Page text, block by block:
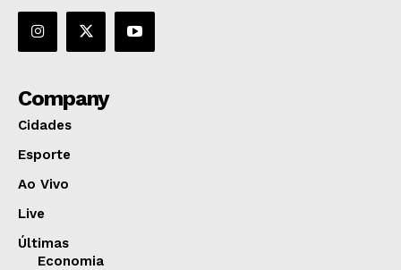
Company
Cidades
Esporte
Ao Vivo
Live
Últimas
Economia